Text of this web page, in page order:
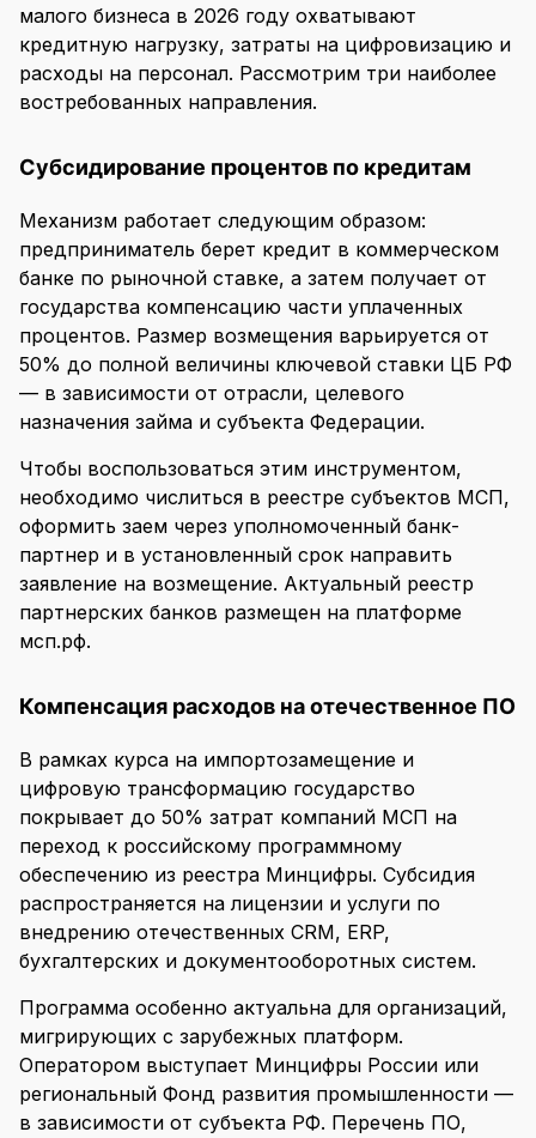
малого бизнеса в 2026 году охватывают
кредитную нагрузку, затраты на цифровизацию и
расходы на персонал. Рассмотрим три наиболее
востребованных направления.
Субсидирование процентов по кредитам
Механизм работает следующим образом:
предприниматель берет кредит в коммерческом
банке по рыночной ставке, а затем получает от
государства компенсацию части уплаченных
процентов. Размер возмещения варьируется от
50% до полной величины ключевой ставки ЦБ РФ
— в зависимости от отрасли, целевого
назначения займа и субъекта Федерации.
Чтобы воспользоваться этим инструментом,
необходимо числиться в реестре субъектов МСП,
оформить заем через уполномоченный банк-
партнер и в установленный срок направить
заявление на возмещение. Актуальный реестр
партнерских банков размещен на платформе
мсп.рф.
Компенсация расходов на отечественное ПО
В рамках курса на импортозамещение и
цифровую трансформацию государство
покрывает до 50% затрат компаний МСП на
переход к российскому программному
обеспечению из реестра Минцифры. Субсидия
распространяется на лицензии и услуги по
внедрению отечественных CRM, ERP,
бухгалтерских и документооборотных систем.
Программа особенно актуальна для организаций,
мигрирующих с зарубежных платформ.
Оператором выступает Минцифры России или
региональный Фонд развития промышленности —
в зависимости от субъекта РФ. Перечень ПО,